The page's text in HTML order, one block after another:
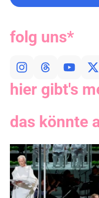
hier gibt's
das könnte
folg uns*